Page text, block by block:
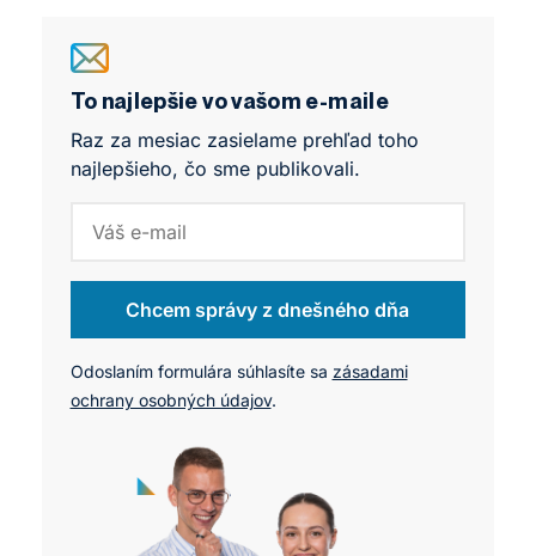
manažéri zvyknutí. Nejde o generačný výstrelok,
ale o posun, ktorý začína zásadne ovplyvňovať
fungovanie tímov, výkon aj stabilitu ľudí vo
To najlepšie vo vašom e-maile
Raz za mesiac zasielame prehľad toho
najlepšieho, čo sme publikovali.
Chcem správy z dnešného dňa
Odoslaním formulára súhlasíte sa zásadami
ochrany osobných údajov.